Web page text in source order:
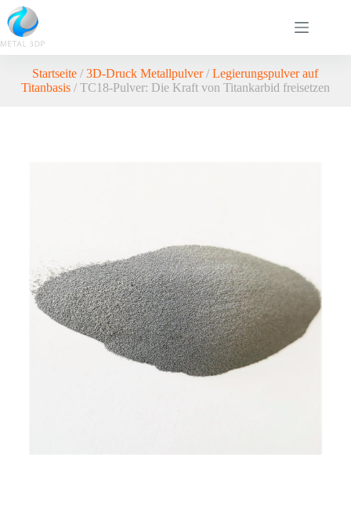
Startseite /3D-Druck Metallpulver/Legierungspulver auf
Titanbasis/ TC18-Pulver: Die Kraft von Titankarbid freisetzen